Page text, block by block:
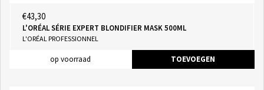
€43,30
L'ORÉAL SÉRIE EXPERT BLONDIFIER MASK 500ML
L'ORÉAL PROFESSIONNEL
op voorraad TOEVOEGEN